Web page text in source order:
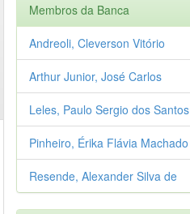
Membros da Banca
Andreoli, Cleverson Vitório
Arthur Junior, José Carlos
Leles, Paulo Sergio dos Santos
Pinheiro, Érika Flávia Machado
Resende, Alexander Silva de